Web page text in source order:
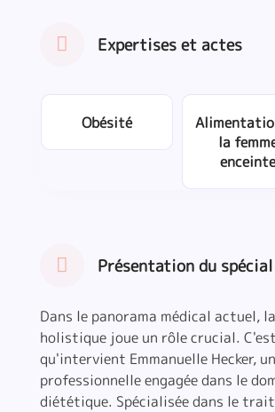
Expertises et actes
Obésité
la
enceinte
Présentation du
Dans le panorama médical actuel,
holistique joue un rôle crucial.
qu'intervient Emmanuelle Hecker,
professionnelle engagée dans le
diététique. Spécialisée dans le